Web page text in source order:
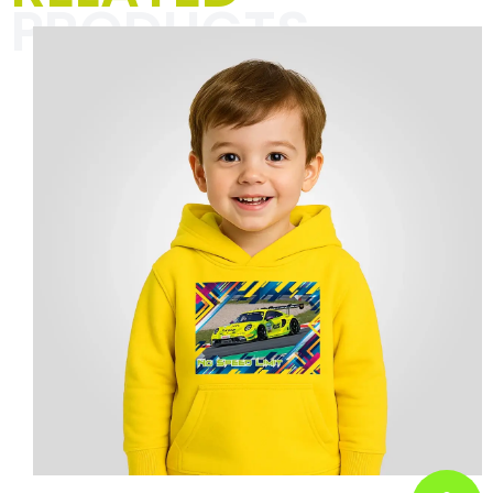
In der Kategorie „Textilien für
einzigartige Designs und markante
Sprüche, die Deinen Alltag mit
Rennsport-Vibes und einer Prise
Humor aufpeppen. Perfekt für
Motorsportbegeisterte und alle, die
ihre Leidenschaft mit Stil und
Selbstironie zeigen wollen.
Hier klicken
PRODUCTS